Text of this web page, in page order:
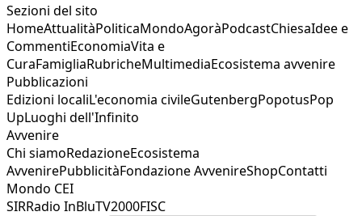
Sezioni del sito
HomeAttualitàPoliticaMondoAgoràPodcastChiesaIdee e
CommentiEconomiaVita e
CuraFamigliaRubricheMultimediaEcosistema avvenire
Pubblicazioni
Edizioni localiL'economia civileGutenbergPopotusPop
UpLuoghi dell'Infinito
Avvenire
Chi siamoRedazioneEcosistema
AvvenirePubblicitàFondazione AvvenireShopContatti
Mondo CEI
SIRRadio InBluTV2000FISC